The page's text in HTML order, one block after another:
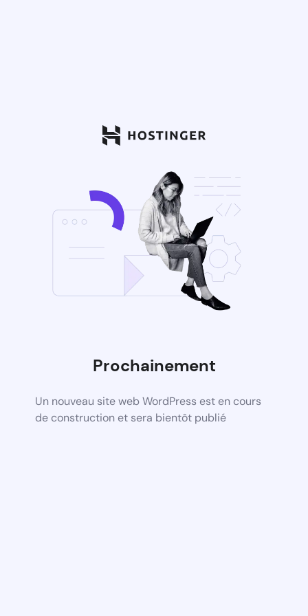
Prochainement
Un nouveau site web WordPress est en cours
de construction et sera bientôt publié